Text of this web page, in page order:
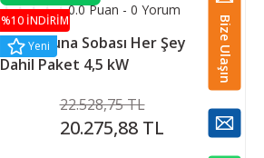
Bize Ulaşın
%10 İNDİRİM
Yeni
0.0 Puan - 0 Yorum
Misa Sauna Sobası Her Şey
Dahil Paket 4,5 kW
22.528,75 TL
20.275,88 TL